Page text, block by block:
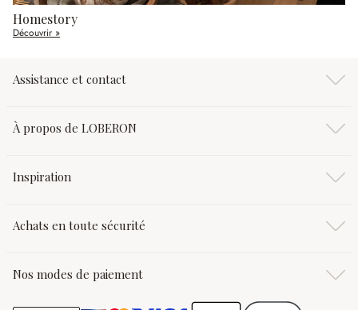
Homestory
Découvrir »
Assistance et contact
À propos de LOBERON
Inspiration
Achats en toute sécurité
Nos modes de paiement